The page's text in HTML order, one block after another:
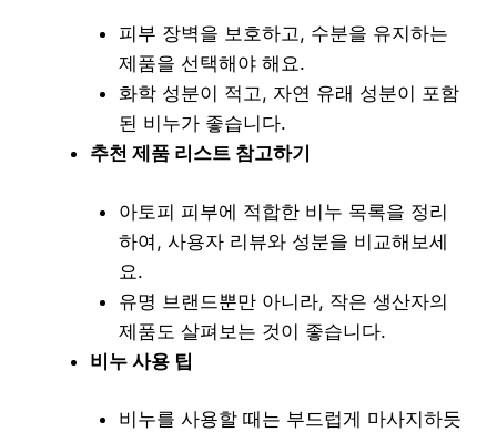
피부 장벽을 보호하고, 수분을 유지하는
제품을 선택해야 해요.
화학 성분이 적고, 자연 유래 성분이 포함
된 비누가 좋습니다.
추천 제품 리스트 참고하기
아토피 피부에 적합한 비누 목록을 정리
하여, 사용자 리뷰와 성분을 비교해보세
요.
유명 브랜드뿐만 아니라, 작은 생산자의
제품도 살펴보는 것이 좋습니다.
비누 사용 팁
비누를 사용할 때는 부드럽게 마사지하듯